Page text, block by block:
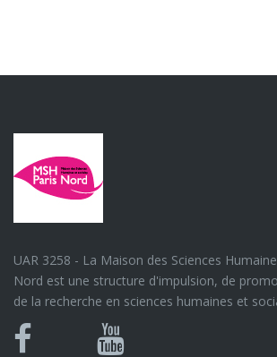
UAR 3258 - La Maison des Sciences
Nord est une structure d'impulsion, de
de la recherche en sciences humaines et
Bluesky
Canal